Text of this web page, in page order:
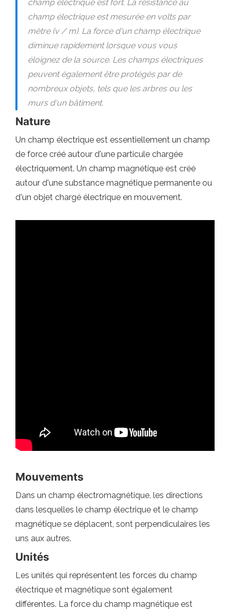
champ électrique est fort. La résistance au
champ électrique est mesurée en volts par
mètre (v / m). La force d'un champ électrique
diminue rapidement lorsque vous vous
éloignez de la source. Les champs électriques
peuvent également être protégés par de
nombreux objets, tels que les arbres ou les
murs d'un bâtiment.
Nature
Un champ électrique est essentiellement un champ
de force créé autour d'une particule chargée
électriquement. Un champ magnétique est créé
autour d'une substance magnétique permanente ou
d'un objet chargé électrique en mouvement.
Mouvements
Dans un champ électromagnétique, les directions
dans lesquelles le champ électrique et le champ
magnétique se déplacent, sont perpendiculaires les
uns aux autres.
Unités
Les unités qui représentent les forces du champ
électrique et magnétique sont également
différentes. La force du champ magnétique est